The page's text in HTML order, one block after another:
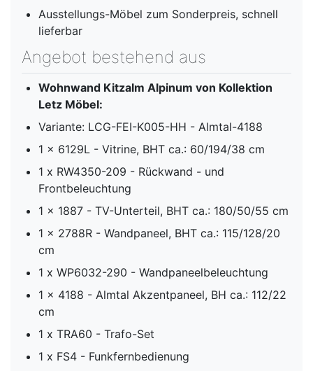
Ausstellungs-Möbel zum Sonderpreis, schnell
lieferbar
Angebot bestehend aus
Wohnwand Kitzalm Alpinum von Kollektion
Letz Möbel:
Variante: LCG-FEI-K005-HH - Almtal-4188
1 x 6129L - Vitrine, BHT ca.: 60/194/38 cm
1 x RW4350-209 - Rückwand - und
Frontbeleuchtung
1 x 1887 - TV-Unterteil, BHT ca.: 180/50/55 cm
1 x 2788R - Wandpaneel, BHT ca.: 115/128/20
cm
1 x WP6032-290 - Wandpaneelbeleuchtung
1 x 4188 - Almtal Akzentpaneel, BH ca.: 112/22
cm
1 x TRA60 - Trafo-Set
1 x FS4 - Funkfernbedienung